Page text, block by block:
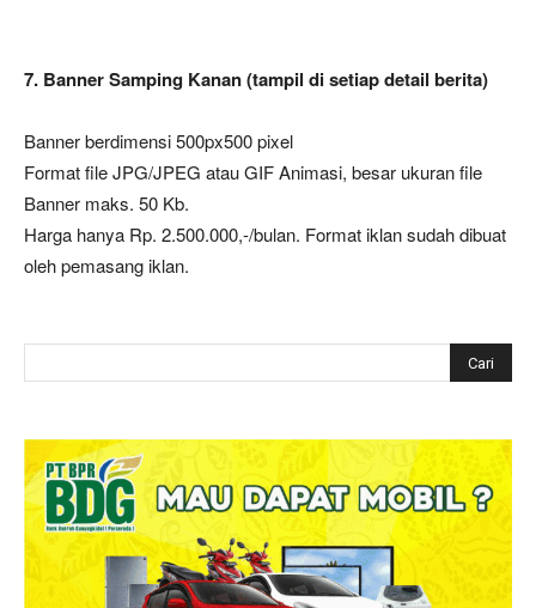
7. Banner Samping Kanan (tampil di setiap detail berita)
Banner berdimensi 500px500 pixel
Format file JPG/JPEG atau GIF Animasi, besar ukuran file
Banner maks. 50 Kb.
Harga hanya Rp. 2.500.000,-/bulan. Format iklan sudah dibuat
oleh pemasang iklan.